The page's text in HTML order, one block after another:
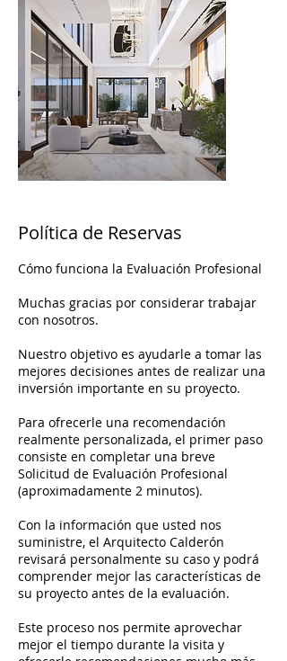
Política de Reservas
Cómo funciona la Evaluación Profesional
Muchas gracias por considerar trabajar
con nosotros.
Nuestro objetivo es ayudarle a tomar las
mejores decisiones antes de realizar una
inversión importante en su proyecto.
Para ofrecerle una recomendación
realmente personalizada, el primer paso
consiste en completar una breve
Solicitud de Evaluación Profesional
(aproximadamente 2 minutos).
Con la información que usted nos
suministre, el Arquitecto Calderón
revisará personalmente su caso y podrá
comprender mejor las características de
su proyecto antes de la evaluación.
Este proceso nos permite aprovechar
mejor el tiempo durante la visita y